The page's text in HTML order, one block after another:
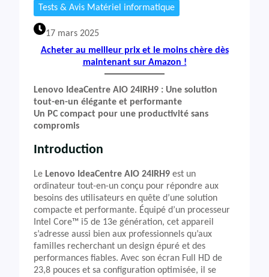
Tests & Avis Matériel informatique
17 mars 2025
Acheter au meilleur prix et le moins chère dès
maintenant sur Amazon !
Lenovo IdeaCentre AIO 24IRH9 : Une solution
tout-en-un élégante et performante
Un PC compact pour une productivité sans
compromis
Introduction
Le Lenovo IdeaCentre AIO 24IRH9 est un
ordinateur tout-en-un conçu pour répondre aux
besoins des utilisateurs en quête d’une solution
compacte et performante. Équipé d’un processeur
Intel Core™ i5 de 13e génération, cet appareil
s’adresse aussi bien aux professionnels qu’aux
familles recherchant un design épuré et des
performances fiables. Avec son écran Full HD de
23,8 pouces et sa configuration optimisée, il se